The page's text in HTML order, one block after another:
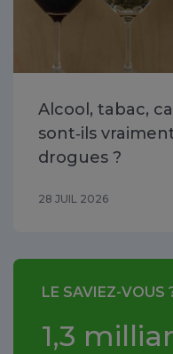
Alcool, tabac,
sont‑ils
drogues ?
28 JUIL 2026
LE SAVIEZ-VOUS
1,3